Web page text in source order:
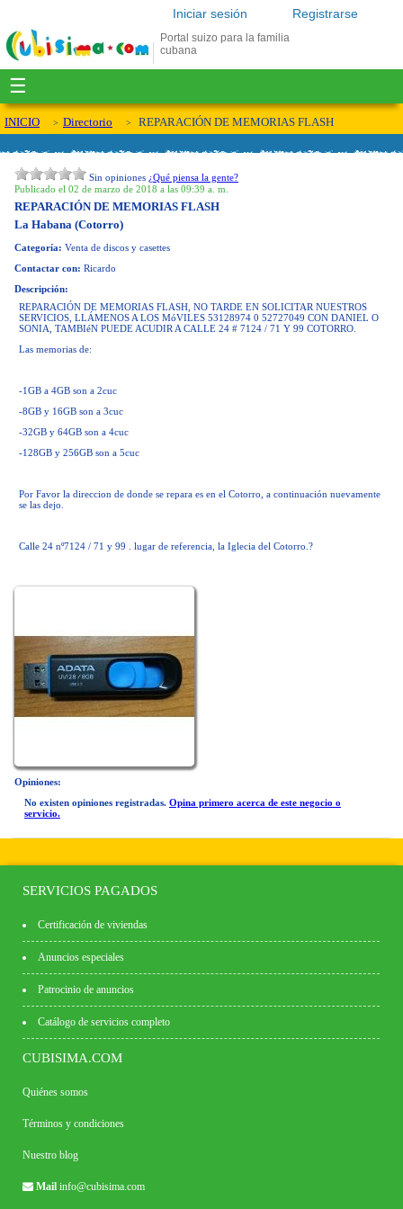
Registrarse
Iniciar sesión
Portal suizo para la familia
cubana
☰
INICIO Directorio REPARACIÓN DE MEMORIAS FLASH
Sin opiniones ¿Qué piensa la gente?
Publicado el 02 de marzo de 2018 a las 09:39 a. m.
REPARACIÓN DE MEMORIAS FLASH
La Habana (Cotorro)
Categoría: Venta de discos y casettes
Contactar con: Ricardo
Descripción:
REPARACIÓN DE MEMORIAS FLASH, NO TARDE EN SOLICITAR NUESTROS
SERVICIOS, LLÁMENOS A LOS MóVILES 53128974 0 52727049 CON DANIEL O
SONIA, TAMBIéN PUEDE ACUDIR A CALLE 24 # 7124 / 71 Y 99 COTORRO.
Las memorias de:
-1GB a 4GB son a 2cuc
-8GB y 16GB son a 3cuc
-32GB y 64GB son a 4cuc
-128GB y 256GB son a 5cuc
Por Favor la direccion de donde se repara es en el Cotorro, a continuación nuevamente
se las dejo.
Calle 24 nº7124 / 71 y 99 . lugar de referencia, la Iglecia del Cotorro.?
Opiniones:
No existen opiniones registradas. Opina primero acerca de este negocio o
servicio.
SERVICIOS PAGADOS
Certificación de viviendas
Anuncios especiales
Patrocinio de anuncios
Catálogo de servicios completo
CUBISIMA.COM
Quiénes somos
Términos y condiciones
Nuestro blog
Mail info@cubisima.com